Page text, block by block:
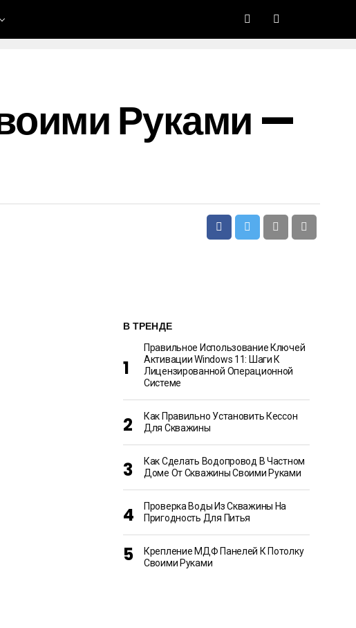
Руками —
В ТРЕНДЕ
Правильное Использование Ключей
Активации Windows 11: Шаги К
Лицензированной Операционной
Системе
Как Правильно Установить Кессон
Для Скважины
Как Сделать Водопровод В Частном
Доме От Скважины Своими Руками
Проверка Воды Из Скважины На
Пригодность Для Питья
Крепление МДФ Панелей К Потолку
Своими Руками